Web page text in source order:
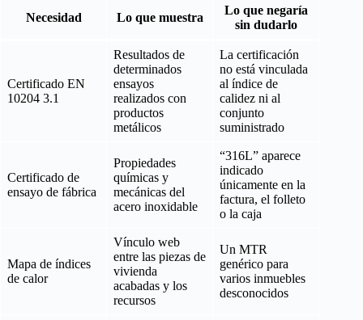
Necesidad Lo que muestra
Lo que negaría
sin dudarlo
Certificado EN
10204 3.1
Resultados de
determinados
ensayos
realizados con
productos
metálicos
La certificación
no está vinculada
al índice de
calidez ni al
conjunto
suministrado
Certificado de
ensayo de fábrica
Propiedades
químicas y
mecánicas del
acero inoxidable
“316L” aparece
indicado
únicamente en la
factura, el folleto
o la caja
Mapa de índices
de calor
Vínculo web
entre las piezas de
vivienda
acabadas y los
recursos
Un MTR
genérico para
varios inmuebles
desconocidos